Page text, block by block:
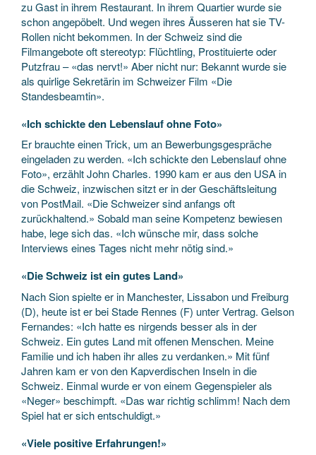
zu Gast in ihrem Restaurant. In ihrem Quartier wurde sie
schon angepöbelt. Und wegen ihres Äusseren hat sie TV-
Rollen nicht bekommen. In der Schweiz sind die
Filmangebote oft stereotyp: Flüchtling, Prostituierte oder
Putzfrau – «das nervt!» Aber nicht nur: Bekannt wurde sie
als quirlige Sekretärin im Schweizer Film «Die
Standesbeamtin».
«Ich schickte den Lebenslauf ohne Foto»
Er brauchte einen Trick, um an Bewerbungsgespräche
eingeladen zu werden. «Ich schickte den Lebenslauf ohne
Foto», erzählt John Charles. 1990 kam er aus den USA in
die Schweiz, inzwischen sitzt er in der Geschäftsleitung
von PostMail. «Die Schweizer sind anfangs oft
zurückhaltend.» Sobald man seine Kompetenz bewiesen
habe, lege sich das. «Ich wünsche mir, dass solche
Interviews eines Tages nicht mehr nötig sind.»
«Die Schweiz ist ein gutes Land»
Nach Sion spielte er in Manchester, Lissabon und Freiburg
(D), heute ist er bei Stade Rennes (F) unter Vertrag. Gelson
Fernandes: «Ich hatte es nirgends besser als in der
Schweiz. Ein gutes Land mit offenen Menschen. Meine
Familie und ich haben ihr alles zu verdanken.» Mit fünf
Jahren kam er von den Kapverdischen Inseln in die
Schweiz. Einmal wurde er von einem Gegenspieler als
«Neger» beschimpft. «Das war richtig schlimm! Nach dem
Spiel hat er sich entschuldigt.»
«Viele positive Erfahrungen!»